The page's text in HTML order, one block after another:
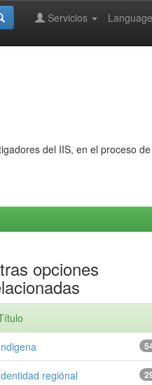
Language
Servicios
del IIS, en el proceso
opciones
regiónal